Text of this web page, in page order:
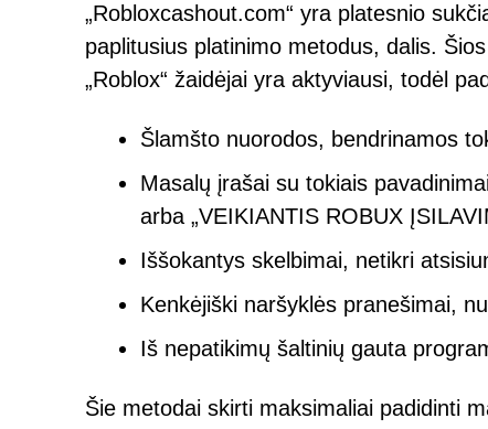
„Robloxcashout.com“ yra platesnio
paplitusius platinimo metodus, dalis.
„Roblox“ žaidėjai yra aktyviausi, todėl
Šlamšto nuorodos, bendrinamos
Masalų įrašai su tokiais
arba „VEIKIANTIS ROBUX
Iššokantys skelbimai, netikri
Kenkėjiški naršyklės pranešimai,
Iš nepatikimų šaltinių gauta
Šie metodai skirti maksimaliai padidinti